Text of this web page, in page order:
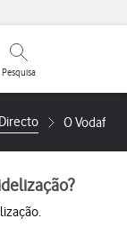
de compras
Pesquisar
Pesquisa
O